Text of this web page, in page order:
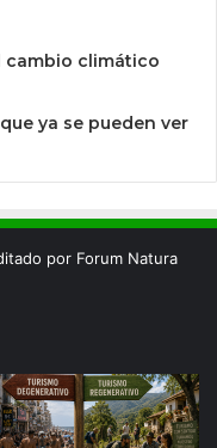
cambio climático
ya se pueden ver
por Forum Natura